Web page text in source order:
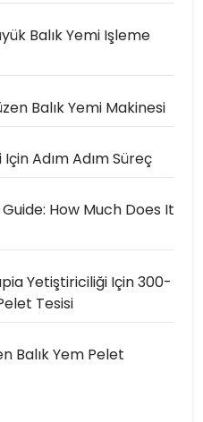
Balık Yemi Işleme
Balık Yemi Makinesi
Için Adım Adım Süreç
How Much Does It
Yetiştiriciliği Için 300-
Tesisi
Balık Yem Pelet